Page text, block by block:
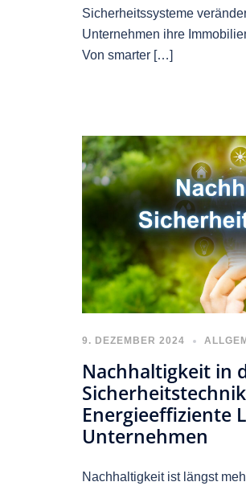
Sicherheitssysteme
Unternehmen ihre
Von smarter […]
9. DEZEMBER 2024
Nachhaltigkeit in
Energieeffiziente
Unternehmen
Nachhaltigkeit ist längst